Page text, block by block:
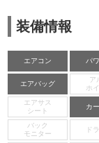
装備情報
エアコン パ
エアバッグ
ア
ホ
エアサス
シート
カ
バック
モニター
ド